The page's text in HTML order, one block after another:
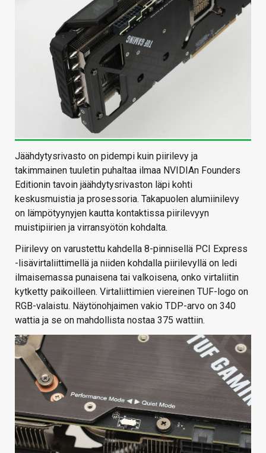
Jäähdytysrivasto on pidempi kuin piirilevy ja
takimmainen tuuletin puhaltaa ilmaa NVIDIAn Founders
Editionin tavoin jäähdytysrivaston läpi kohti
keskusmuistia ja prosessoria. Takapuolen alumiinilevy
on lämpötyynyjen kautta kontaktissa piirilevyyn
muistipiirien ja virransyötön kohdalta.
Piirilevy on varustettu kahdella 8-pinnisellä PCI Express
-lisävirtaliittimellä ja niiden kohdalla piirilevyllä on ledi
ilmaisemassa punaisena tai valkoisena, onko virtaliitin
kytketty paikoilleen. Virtaliittimien viereinen TUF-logo on
RGB-valaistu. Näytönohjaimen vakio TDP-arvo on 340
wattia ja se on mahdollista nostaa 375 wattiin.